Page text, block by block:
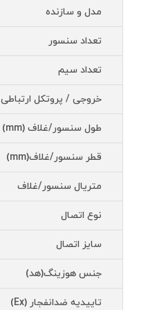
مدل و سازنده
تعداد سنسور
تعداد سیم
خروجی / پروتکل ارتباطی
طول سنسور/غلاف (mm)
قطر سنسور/غلاف(mm)
متریال سنسور/غلاف
نوع اتصال
سایز اتصال
جنس هوزینگ(هد)
تاییدیه ضدانفجار (Ex)